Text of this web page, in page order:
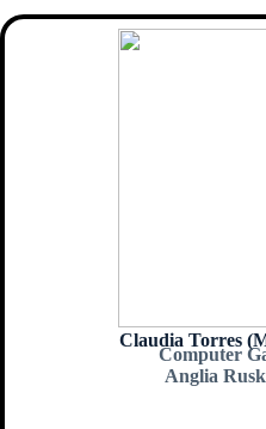
Claudia Torres
Computer
Anglia